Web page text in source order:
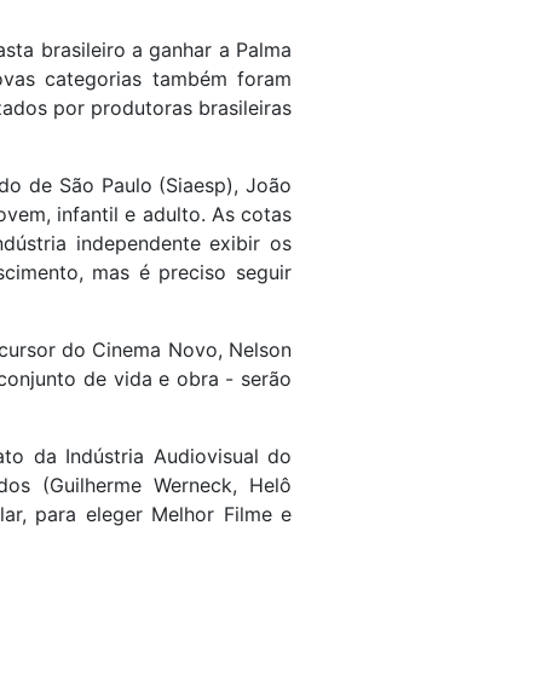
brasileiro a ganhar a Palma
categorias também foram
por produtoras brasileiras
de São Paulo (Siaesp), João
infantil e adulto. As cotas
independente exibir os
mas é preciso seguir
do Cinema Novo, Nelson
de vida e obra - serão
da Indústria Audiovisual do
(Guilherme Werneck, Helô
para eleger Melhor Filme e